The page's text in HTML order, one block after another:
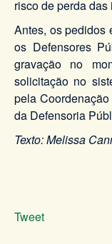
risco de perda
Antes, os pedidos
os Defensores
gravação no
solicitação no
pela
da Defensoria
Texto: Melissa
Tweet